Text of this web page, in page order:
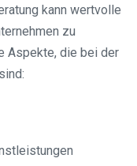
kann wertvolle
zu
Aspekte, die bei der